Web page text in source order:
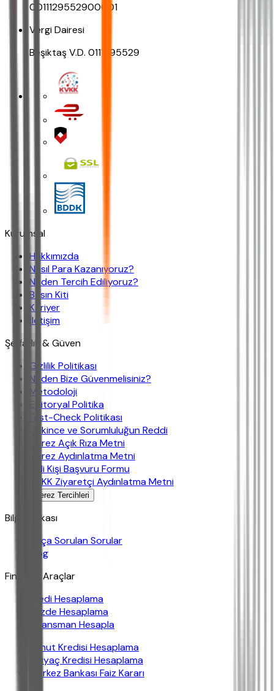
0011129552900001
Vergi Dairesi
Beşiktaş V.D. 0111295529
Kurumsal
Hakkımızda
Nasıl Para Kazanıyoruz?
Neden Tercih Ediliyoruz?
Basın Kiti
Kariyer
İletişim
Şeffaflık & Güven
Gizlilik Politikası
Neden Bize Güvenmelisiniz?
Metodoloji
Editoryal Politika
Fast-Check Politikası
Çekince ve Sorumluluğun Reddi
Çerez Açık Rıza Metni
Çerez Aydınlatma Metni
İlgili Kişi Başvuru Formu
KVKK Ziyaretçi Aydınlatma Metni
Çerez Tercihleri
Bilgi Bankası
Sıkça Sorulan Sorular
Blog
Finansal Araçlar
Kredi Hesaplama
Yüzde Hesaplama
Finansman Hesapla
Konut Kredisi Hesaplama
İhtiyaç Kredisi Hesaplama
Merkez Bankası Faiz Kararı